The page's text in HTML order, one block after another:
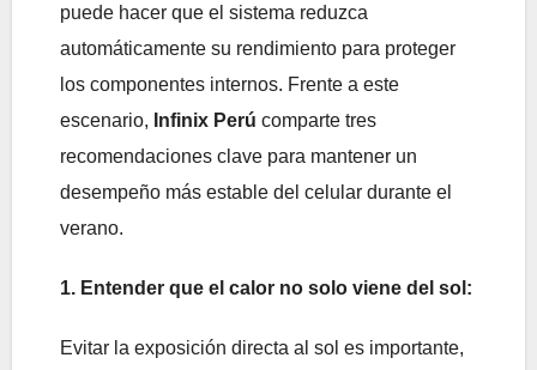
puede hacer que el sistema reduzca
automáticamente su rendimiento para proteger
los componentes internos. Frente a este
escenario, Infinix Perú comparte tres
recomendaciones clave para mantener un
desempeño más estable del celular durante el
verano.
1. Entender que el calor no solo viene del sol:
Evitar la exposición directa al sol es importante,